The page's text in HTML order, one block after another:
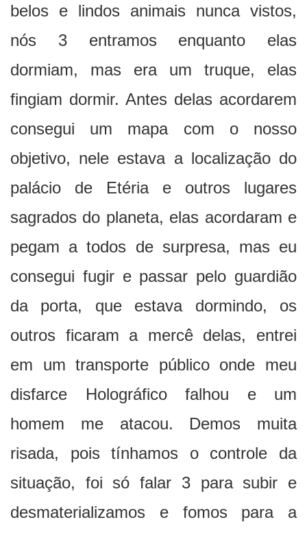
belos e lindos animais nunca vistos,
nós 3 entramos enquanto elas
dormiam, mas era um truque, elas
fingiam dormir. Antes delas acordarem
consegui um mapa com o nosso
objetivo, nele estava a localização do
palácio de Etéria e outros lugares
sagrados do planeta, elas acordaram e
pegam a todos de surpresa, mas eu
consegui fugir e passar pelo guardião
da porta, que estava dormindo, os
outros ficaram a mercê delas, entrei
em um transporte público onde meu
disfarce Holográfico falhou e um
homem me atacou. Demos muita
risada, pois tínhamos o controle da
situação, foi só falar 3 para subir e
desmaterializamos e fomos para a